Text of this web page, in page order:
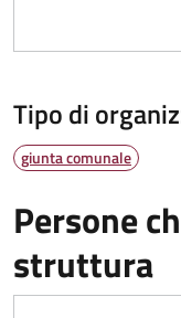
Tipo di
giunta comunale
Persone
struttura